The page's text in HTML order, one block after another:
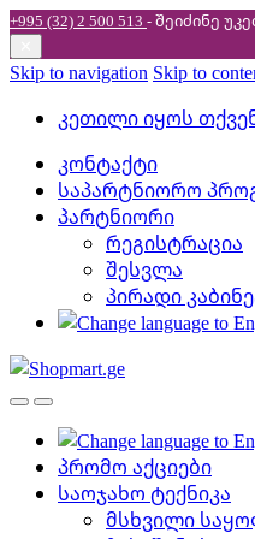
+995 (32) 2 500 513 - შეიძინე
Skip to navigation Skip to
კეთილი იყოს
კონტაქტი
საპარტნიორო
პარტნიორი
რეგისტრაცია
შესვლა
პირადი
პრომო აქციები
საოჯახო ტექნიკა
მსხვილი